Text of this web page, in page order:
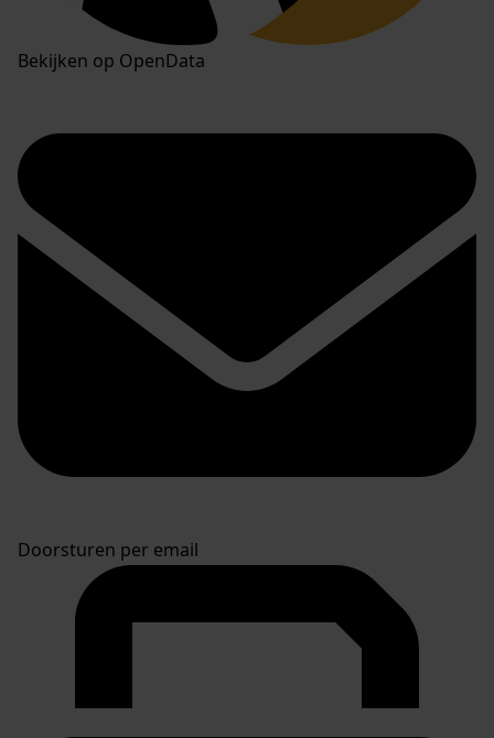
Bekijken op OpenData
Doorsturen per email